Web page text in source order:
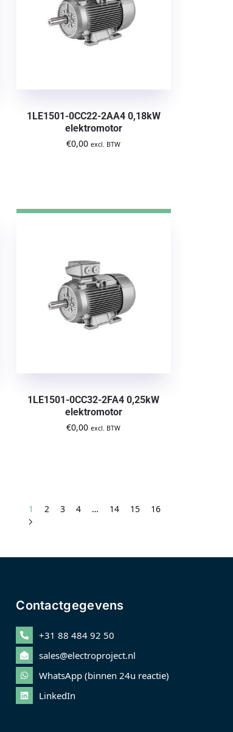
1LE1501-0CC22-2AA4 0,18kW
elektromotor
€0,00 excl. BTW
1LE1501-0CC32-2FA4 0,25kW
elektromotor
€0,00 excl. BTW
1 2 3 4 … 14 15 16
Contactgegevens
+31 88 484 92 50
sales@electroproject.nl
WhatsApp (binnen 24u reactie)
LinkedIn